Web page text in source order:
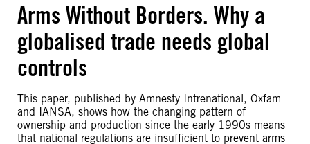
Arms Without Borders. Why a
globalised trade needs global
controls
This paper, published by Amnesty Intrenational, Oxfam
and IANSA, shows how the changing pattern of
ownership and production since the early 1990s means
that national regulations are insufficient to prevent arms